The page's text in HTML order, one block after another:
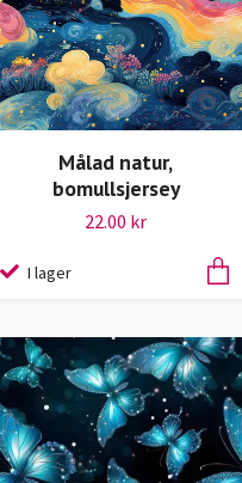
Målad natur,
bomullsjersey
22.00 kr
I lager